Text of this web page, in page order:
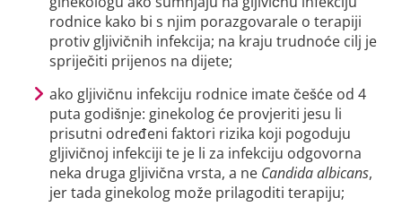
rodnice kako bi s njim porazgovarale o terapiji
protiv gljivičnih infekcija; na kraju trudnoće cilj je
spriječiti prijenos na dijete;
ako gljivičnu infekciju rodnice imate češće od 4
puta godišnje: ginekolog će provjeriti jesu li
prisutni određeni faktori rizika koji pogoduju
gljivičnoj infekciji te je li za infekciju odgovorna
neka druga gljivična vrsta, a ne Candida albicans,
jer tada ginekolog može prilagoditi terapiju;